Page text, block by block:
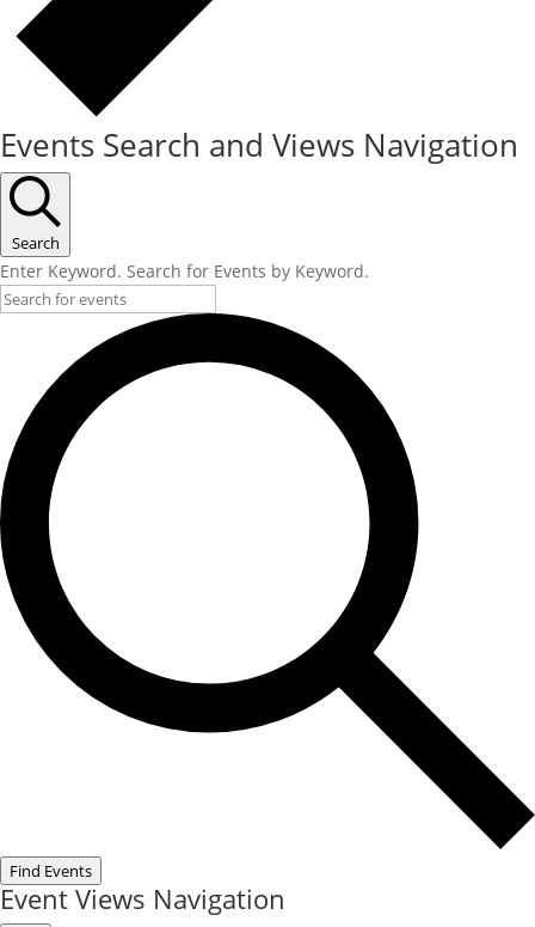
Events Search and Views Navigation
Search
Enter Keyword. Search for Events by Keyword.
Find Events
Event Views Navigation